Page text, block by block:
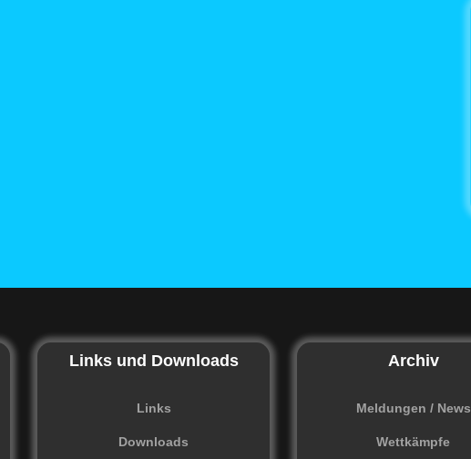
Links und Downloads
Links
Downloads
Archiv
Meldungen / News
Wettkämpfe